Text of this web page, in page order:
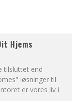
Hjems
tilsluttet end
løsninger til
er vores liv i